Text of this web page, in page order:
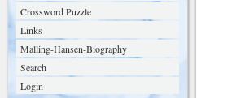
Crossword Puzzle
Links
Malling-Hansen-Biography
Search
Login